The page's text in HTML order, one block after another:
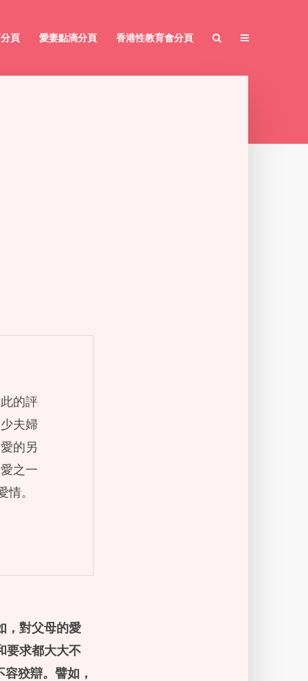
頁 愛妻點滴分頁 香港性教育會分頁
的評
夫婦
的另
之一
。
，對父母的愛
要求都大大不
狡辯。譬如，